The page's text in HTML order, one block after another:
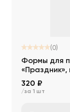
(0)
Формы для
320 ₽
/за 1 шт